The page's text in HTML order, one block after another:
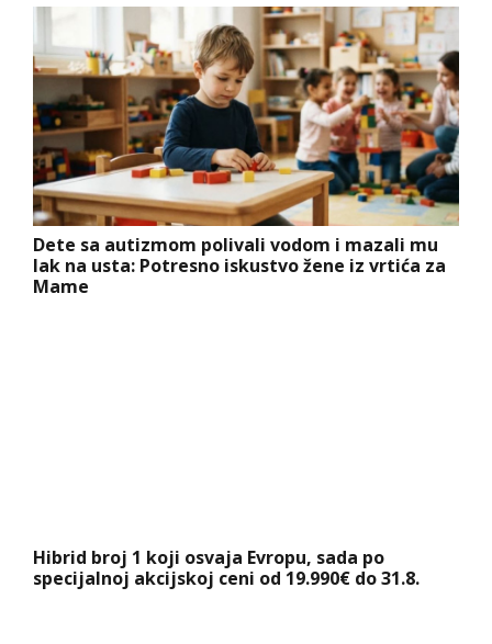
Dete sa autizmom polivali vodom i mazali mu
lak na usta: Potresno iskustvo žene iz vrtića za
Mame
Hibrid broj 1 koji osvaja Evropu, sada po
specijalnoj akcijskoj ceni od 19.990€ do 31.8.